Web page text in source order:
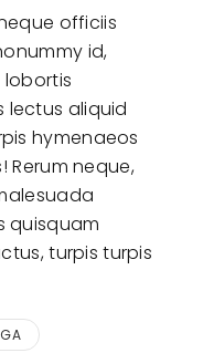
officiis
id,
lectus aliquid
hymenaeos
Rerum neque,
quisquam
turpis turpis